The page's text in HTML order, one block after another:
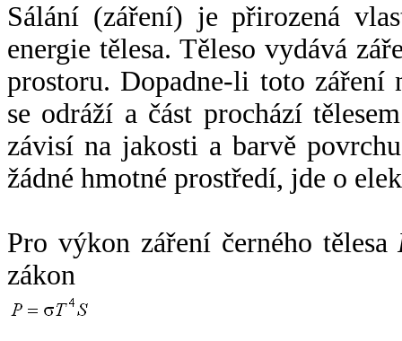
Sálání (záření) je přirozená
energie tělesa. Těleso vydává
prostoru. Dopadne-li toto záření
se odráží a část prochází
závisí na jakosti a barvě
žádné hmotné prostředí, jde o
Pro výkon záření černého tělesa
zákon